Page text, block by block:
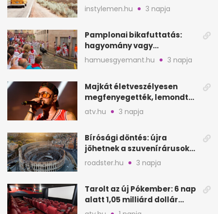
instylemen.hu 3 napja
Pamplonai bikafuttatás:
hagyomány vagy
értelmetlen vérontás?
hamuesgyemant.hu 3 napja
Majkát életveszélyesen
megfenyegették, lemondta
a sepsiszentgyörgyi
atv.hu 3 napja
Bírósági döntés: újra
jöhetnek a szuvenírárusok
Európa ikonikus helyére
roadster.hu 3 napja
Tarolt az új Pókember: 6 nap
alatt 1,05 milliárd dollár
bevétel